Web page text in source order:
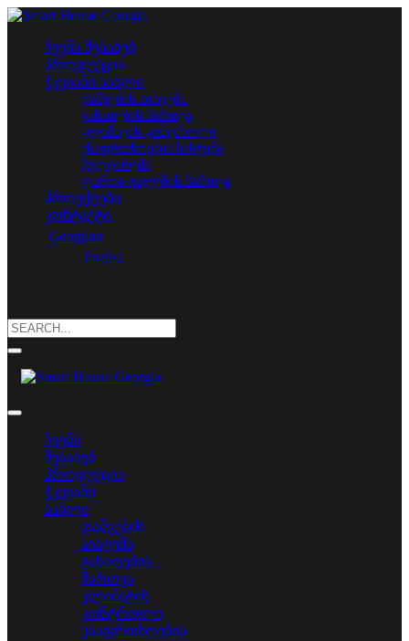
ჩვენს შესახებ
პროდუქცია
ჭკვიანი სახლი
დაშვების სისტემა
განათების მართვა
კლიმატის კონტროლი
უსაფრთხოების სისტემა
მულტირუმი
ფარდა-ჟალუზის მართვა
პროექტები
კონტაქტი
Georgian
English
Search
for:
ჩვენს
შესახებ
პროდუქცია
ჭკვიანი
სახლი
დაშვების
სისტემა
განათების
მართვა
კლიმატის
კონტროლი
უსაფრთხოების